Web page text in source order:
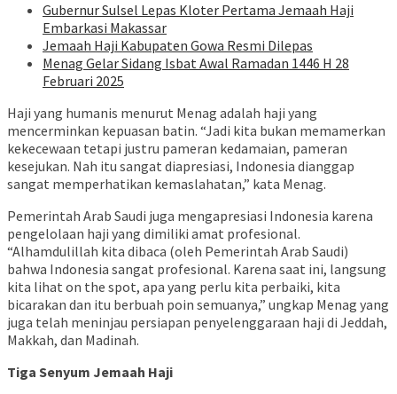
Gubernur Sulsel Lepas Kloter Pertama Jemaah Haji
Embarkasi Makassar
Jemaah Haji Kabupaten Gowa Resmi Dilepas
Menag Gelar Sidang Isbat Awal Ramadan 1446 H 28
Februari 2025
Haji yang humanis menurut Menag adalah haji yang
mencerminkan kepuasan batin. “Jadi kita bukan memamerkan
kekecewaan tetapi justru pameran kedamaian, pameran
kesejukan. Nah itu sangat diapresiasi, Indonesia dianggap
sangat memperhatikan kemaslahatan,” kata Menag.
Pemerintah Arab Saudi juga mengapresiasi Indonesia karena
pengelolaan haji yang dimiliki amat profesional.
“Alhamdulillah kita dibaca (oleh Pemerintah Arab Saudi)
bahwa Indonesia sangat profesional. Karena saat ini, langsung
kita lihat on the spot, apa yang perlu kita perbaiki, kita
bicarakan dan itu berbuah poin semuanya,” ungkap Menag yang
juga telah meninjau persiapan penyelenggaraan haji di Jeddah,
Makkah, dan Madinah.
Tiga Senyum Jemaah Haji